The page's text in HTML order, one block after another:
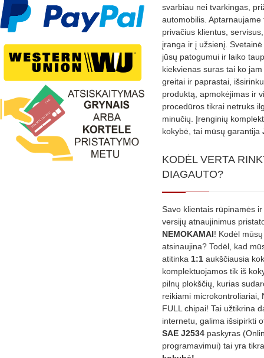
svarbiau nei tvarkingas,
automobilis. Aptarnaujame
privačius klientus,
įranga ir į užsienį.
jūsų patogumui ir laiko
kiekvienas suras tai ko
greitai ir paprastai,
produktą, apmokėjimas ir
procedūros tikrai netruks
minučių. Įrenginių
kokybė, tai mūsų garantija
KODĖL VERTA
DIAGAUTO?
Savo klientais rūpinamės
versijų atnaujinimus
NEMOKAMAI! Kodėl
atsinaujina? Todėl, kad
atitinka 1:1 aukščiausia
komplektuojamos tik iš
pilnų plokščių, kurias
reikiami microkontroliariai,
FULL chipai! Tai užtikrina
internetu, galima išsipirkti
SAE J2534 paskyras
programavimui) tai yra